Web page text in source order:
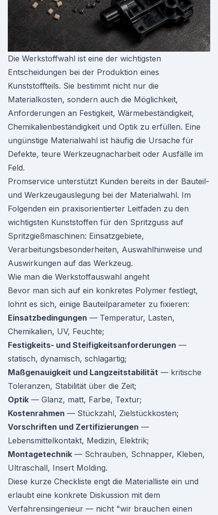
Die Werkstoffwahl ist eine der wichtigsten
Entscheidungen bei der Produktion eines
Kunststoffteils. Sie bestimmt nicht nur die
Materialkosten, sondern auch die Möglichkeit,
Anforderungen an Festigkeit, Wärmebeständigkeit,
Chemikalienbeständigkeit und Optik zu erfüllen. Eine
ungünstige Materialwahl ist häufig die Ursache für
Defekte, teure Werkzeugnacharbeit oder Ausfälle im
Feld.
Promservice unterstützt Kunden bereits in der Bauteil-
und Werkzeugauslegung bei der Materialwahl. Im
Folgenden ein praxisorientierter Leitfaden zu den
wichtigsten Kunststoffen für den Spritzguss auf
Spritzgießmaschinen: Einsatzgebiete,
Verarbeitungsbesonderheiten, Auswahlhinweise und
Auswirkungen auf das Werkzeug.
Wie man die Werkstoffauswahl angeht
Bevor man sich auf ein konkretes Polymer festlegt,
lohnt es sich, einige Bauteilparameter zu fixieren:
Einsatzbedingungen — Temperatur, Lasten,
Chemikalien, UV, Feuchte;
Festigkeits- und Steifigkeitsanforderungen —
statisch, dynamisch, schlagartig;
Maßgenauigkeit und Langzeitstabilität — kritische
Toleranzen, Stabilität über die Zeit;
Optik — Glanz, matt, Farbe, Textur;
Kostenrahmen — Stückzahl, Zielstückkosten;
Vorschriften und Zertifizierungen —
Lebensmittelkontakt, Medizin, Elektrik;
Montagetechnik — Schrauben, Schnapper, Kleben,
Ultraschall, Insert Molding.
Diese kurze Checkliste engt die Materialliste ein und
erlaubt eine konkrete Diskussion mit dem
Verfahrensingenieur — nicht "wir brauchen einen